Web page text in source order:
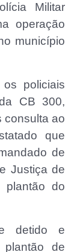
Militar
operação
município
policiais
CB 300,
consulta ao
que
de
Justiça de
plantão do
detido e
plantão de